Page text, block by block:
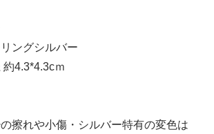
ングシルバー
約4.3*4.3cｍ
擦れや小傷・シルバー特有の変色は